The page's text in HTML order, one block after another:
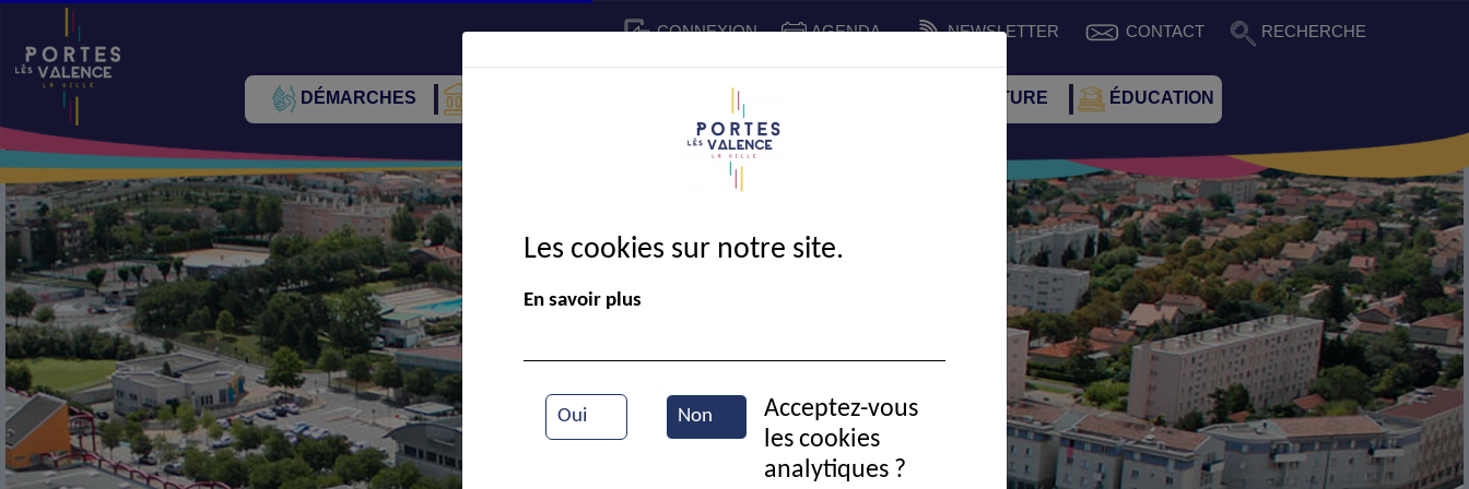
CONNEXION AGENDA NEWSLETTER CONTACT RECHERCHE
DÉMARCHES CADRE DE VIE SPORT ET CULTURE ÉDUCATION
La mairie de Portes-lès-Valence
Précédent Suivant
Les cookies sur notre site.
En savoir plus
Oui Non
Acceptez-vous
les cookies
analytiques ?